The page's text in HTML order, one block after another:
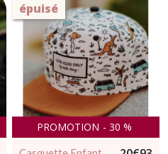
épuisé
PROMOTION - 30 %